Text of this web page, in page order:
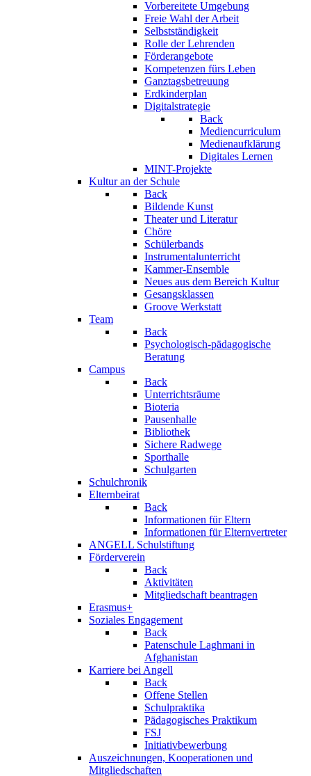
Vorbereitete Umgebung
Freie Wahl der Arbeit
Selbstständigkeit
Rolle der Lehrenden
Förderangebote
Kompetenzen fürs Leben
Ganztagsbetreuung
Erdkinderplan
Digitalstrategie
Back
Mediencurriculum
Medienaufklärung
Digitales Lernen
MINT-Projekte
Kultur an der Schule
Back
Bildende Kunst
Theater und Literatur
Chöre
Schülerbands
Instrumentalunterricht
Kammer-Ensemble
Neues aus dem Bereich Kultur
Gesangsklassen
Groove Werkstatt
Team
Back
Psychologisch-pädagogische
Beratung
Campus
Back
Unterrichtsräume
Bioteria
Pausenhalle
Bibliothek
Sichere Radwege
Sporthalle
Schulgarten
Schulchronik
Elternbeirat
Back
Informationen für Eltern
Informationen für Elternvertreter
ANGELL Schulstiftung
Förderverein
Back
Aktivitäten
Mitgliedschaft beantragen
Erasmus+
Soziales Engagement
Back
Patenschule Laghmani in
Afghanistan
Karriere bei Angell
Back
Offene Stellen
Schulpraktika
Pädagogisches Praktikum
FSJ
Initiativbewerbung
Auszeichnungen, Kooperationen und
Mitgliedschaften